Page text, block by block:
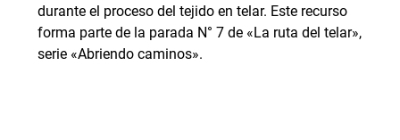
durante el proceso del tejido en telar. Este recurso
forma parte de la parada N° 7 de «La ruta del telar»,
serie «Abriendo caminos».